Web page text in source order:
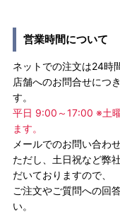
営業時間について
ネットでの注文は24時
店舗へのお問合せにつ
す。
平日 9:00～17:00 ※土
ます。
メールでのお問い合わ
ただし、土日祝など弊
だいておりますので、
ご注文やご質問への回
い。